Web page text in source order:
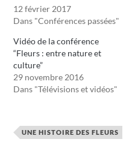
12 février 2017
Dans "Conférences passées"
Vidéo de la conférence
“Fleurs : entre nature et
culture”
29 novembre 2016
Dans "Télévisions et vidéos"
UNE HISTOIRE DES FLEURS